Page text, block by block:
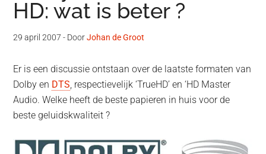
HD: wat is beter ?
29 april 2007 - DoorJohan de Groot
Er is een discussie ontstaan over de laatste formaten van
Dolby en DTS, respectievelijk ‘TrueHD’ en ‘HD Master
Audio. Welke heeft de beste papieren in huis voor de
beste geluidskwaliteit ?